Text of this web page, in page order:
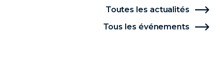
-
Toutes les actualités
Tous les événements